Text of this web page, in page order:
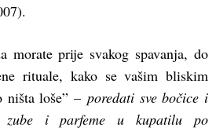
morate prije svakog spavanja, do
rituale, kako se vašim bliskim
ništa loše” – poredati sve bočice i
zube i parfeme u kupatilu po